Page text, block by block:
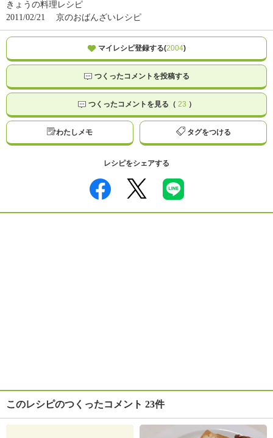
きょうの料理レシピ
2011/02/21
京のおばんざいレシピ
マイレシピ登録する(2004)
つくったコメントを投稿する
つくったコメントを見る（ 23 ）
わたしメモ タグをつける
レシピをシェアする
このレシピのつくったコメント 23件